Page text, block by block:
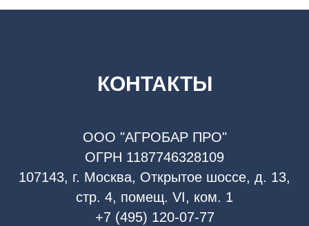
КОНТАКТЫ
ООО "АГРОБАР ПРО"
ОГРН 1187746328109
107143, г. Москва, Открытое шоссе, д. 13,
стр. 4, помещ. VI, ком. 1
+7 (495) 120-07-77